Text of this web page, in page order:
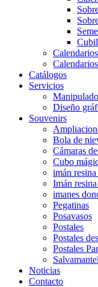
Catálogos
Servicios
Diseño
Souvenirs
Bola de
Cámaras
Cubo
imán
Imán
imanes
Pegatinas
Posavasos
Postales
Postales
Postales
Noticias
Contacto